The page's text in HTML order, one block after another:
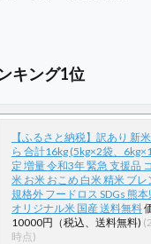
キング1位
【ふるさと納税】訳あり 新
ら 合計16kg (5kg×2袋、
定 増量 令和3年 緊急 支援品
米 お米 おこめ 白米 精米 ブ
規格外 フードロス SDGs 熊
オリジナル米 国産 送料無料
10000円（税込、送料無料)
時点)